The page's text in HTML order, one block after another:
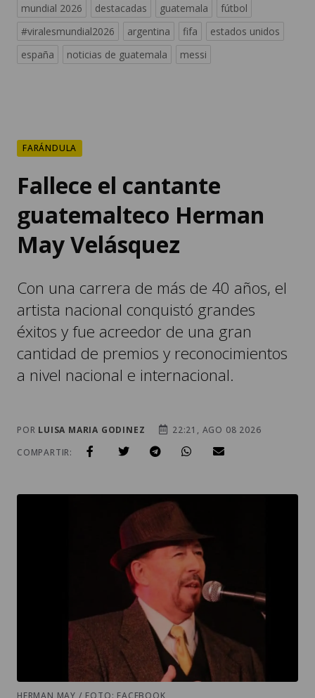
mundial 2026 destacadas guatemala
fútbol
#viralesmundial2026
argentina fifa
estados unidos
españa
noticias de guatemala messi
FARÁNDULA
Fallece el cantante
guatemalteco Herman
May Velásquez
Con una carrera de más de 40 años, el
artista nacional conquistó grandes
éxitos y fue acreedor de una gran
cantidad de premios y reconocimientos
a nivel nacional e internacional.
POR LUISA MARIA GODINEZ
22:21, AGO 08 2026
COMPARTIR:
HERMAN MAY / FOTO: FACEBOOK